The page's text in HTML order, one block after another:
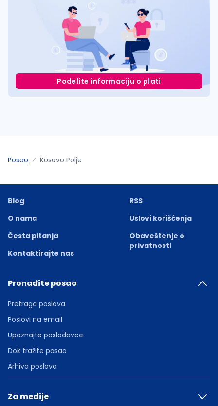
Podelite informaciju o plati
Posao Kosovo Polje
Blog
O nama
Česta pitanja
Kontaktirajte nas
RSS
Uslovi korišćenja
Obaveštenje o
privatnosti
Pronađite posao
Pretraga poslova
Poslovi na email
Upoznajte poslodavce
Dok tražite posao
Arhiva poslova
Za medije